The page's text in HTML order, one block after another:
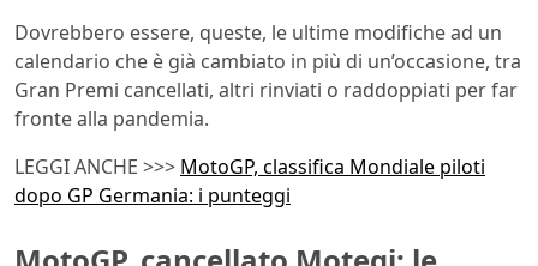
Dovrebbero essere, queste, le ultime modifiche ad un
calendario che è già cambiato in più di un’occasione, tra
Gran Premi cancellati, altri rinviati o raddoppiati per far
fronte alla pandemia.
LEGGI ANCHE >>> MotoGP, classifica Mondiale piloti
dopo GP Germania: i punteggi